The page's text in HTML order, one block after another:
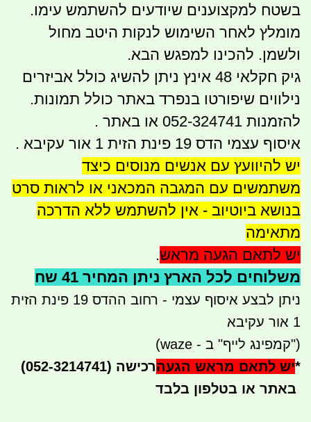
בשטח למקצוענים שיודעים להשתמש עימו.
מומלץ לאחר השימוש לנקות היטב מחול
ולשמן. להכינו למפגש הבא.
גיק חקלאי 48 אינץ ניתן להשיג כולל אביזרים
נילווים שיפורטו בנפרד באתר כולל תמונות.
להזמנות 052-324741 או באתר .
איסוף עצמי הדס 19 פינת הזית 1 אור עקיבא .
יש להיוועץ עם אנשים מנוסים כיצד
משתמשים עם המגבה המכאני או לראות סרט
בנושא ביוטיוב - אין להשתמש ללא הדרכה
מתאימה
יש לתאם הגעה מראש.
משלוחים לכל הארץ ניתן המחיר 41 שח
ניתן לבצע איסוף עצמי - רחוב ההדס 19 פינת הזית
1 אור עקיבא
("קמפינג לייף" ב - waze)
*יש לתאם מראש הגעה
(052-3214741) רכישה